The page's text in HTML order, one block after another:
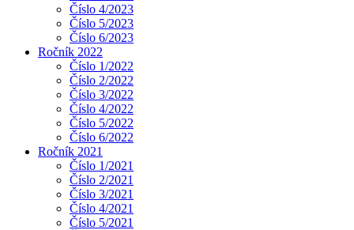
Číslo 4/2023
Číslo 5/2023
Číslo 6/2023
Ročník 2022
Číslo 1/2022
Číslo 2/2022
Číslo 3/2022
Číslo 4/2022
Číslo 5/2022
Číslo 6/2022
Ročník 2021
Číslo 1/2021
Číslo 2/2021
Číslo 3/2021
Číslo 4/2021
Číslo 5/2021